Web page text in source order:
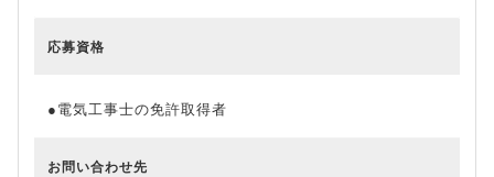
応募資格
●電気工事士の免許取得者
お問い合わせ先